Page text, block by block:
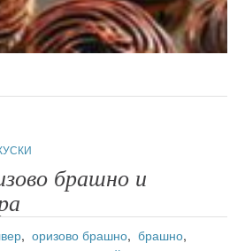
брашно и
, оризово брашно, брашно,